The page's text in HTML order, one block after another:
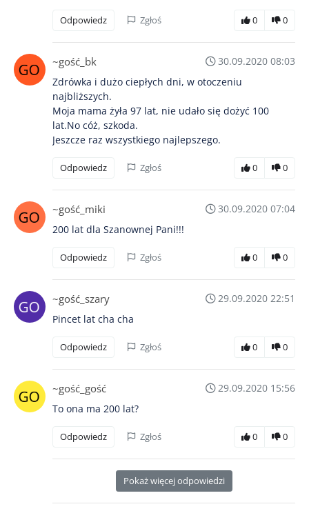
Odpowiedz Zgłoś 0 0
~gość_bk
30.09.2020 08:03
Zdrówka i dużo ciepłych dni, w otoczeniu
najbliższych.
Moja mama żyła 97 lat, nie udało się dożyć 100
lat.No cóż, szkoda.
Jeszcze raz wszystkiego najlepszego.
Odpowiedz Zgłoś 0 0
~gość_miki
30.09.2020 07:04
200 lat dla Szanownej Pani!!!
Odpowiedz Zgłoś 0 0
~gość_szary
29.09.2020 22:51
Pincet lat cha cha
Odpowiedz Zgłoś 0 0
~gość_gość
29.09.2020 15:56
To ona ma 200 lat?
Odpowiedz Zgłoś 0 0
Pokaż więcej odpowiedzi